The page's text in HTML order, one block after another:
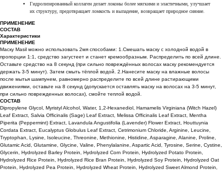
Гидролизированный коллаген делает локоны более мягкими и эластичными, улучшает
их структуру, предотвращает ломкость и выпадение, возвращает природное сияние.
ПРИМЕНЕНИЕ
СОСТАВ
Характеристики
ПРИМЕНЕНИЕ
Маску Masil можно использовать 2мя способами: 1.Смешать маску с холодной водой в
пропорции 1:1, средство загустеет и станет кремообразным. Распределить по всей длине.
Оставьте средство на 8 секунд (при сильно повреждённых волосах маску рекомендуется
держать 3-5 минут). Затем смыть тёплой водой. 2.Нанесите маску на влажные волосы
после мытья шампунем, равномерно распределите по всей длине растирающими
движениями, оставьте на 8 секунд (допускается оставлять маску на волосах на 3-5 минут,
при сильно поврежденных волосах), смойте теплой водой.
СОСТАВ
Dipropylene Glycol, Myristyl Alcohol, Water, 1,2-Hexanediol, Hamamelis Virginiana (Witch Hazel)
Leaf Extract, Salvia Officinalis (Sage) Leaf Extract, Melissa Officinalis Leaf Extract, Mentha
Piperita (Peppermint) Extract, Lavandula Angustifolia (Lavender) Flower Extract, Houttuynia
Cordata Extract, Eucalyptus Globulus Leaf Extract, Cetrimonium Chloride, Arginine, Leucine,
Tryptophan, Lysine, Isoleucine, Threonine, Methionine, Histidine, Asparagine, Alanine, Proline,
Glutamic Acid, Glutamine, Glycine, Valine, Phenylalanine, Aspartic Acid, Tyrosine, Serine, Cystine,
Glycerin, Hydrolyzed Barley Protein, Hydrolyzed Corn Protein, Hydrolyzed Potato Protein,
Hydrolyzed Rice Protein, Hydrolyzed Rice Bran Protein, Hydrolyzed Soy Protein, Hydrolyzed Oat
Protein, Hydrolyzed Pea Protein, Hydrolyzed Wheat Protein, Hydrolyzed Sweet Almond Protein,